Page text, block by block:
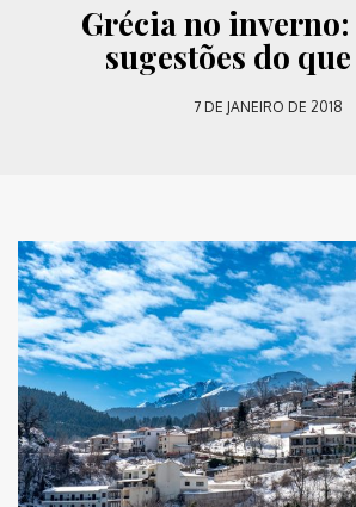
Grécia no inverno:
sugestões do
7 DE JANEIRO DE 2018